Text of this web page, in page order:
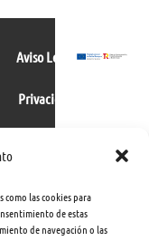
las cookies para
de estas
de navegación o las
Aviso Legal
Privacidad